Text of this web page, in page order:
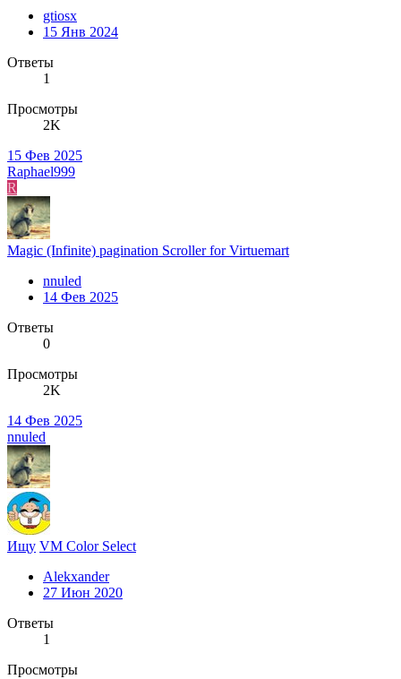
gtiosx
15 Янв 2024
Ответы
1
Просмотры
2K
15 Фев 2025
Raphael999
R
Magic (Infinite) pagination Scroller for Virtuemart
nnuled
14 Фев 2025
Ответы
0
Просмотры
2K
14 Фев 2025
nnuled
Ищу VM Color Select
Alekxander
27 Июн 2020
Ответы
1
Просмотры